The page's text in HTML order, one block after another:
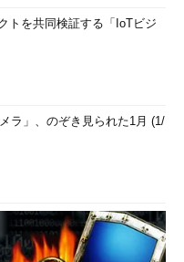
トを共同検証する「IoTビジ
ラ」、のぞき見られた1月 (1/